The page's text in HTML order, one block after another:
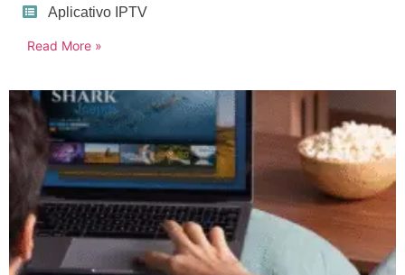
Aplicativo IPTV
Read More »